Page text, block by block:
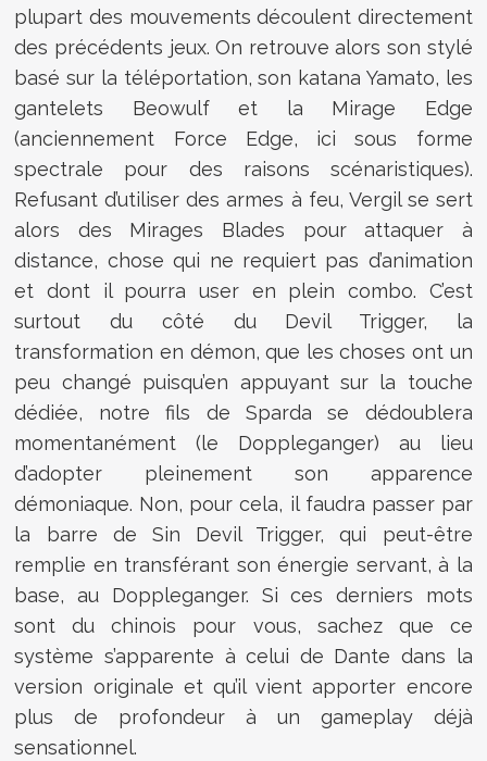
plupart des mouvements découlent directement
des précédents jeux. On retrouve alors son stylé
basé sur la téléportation, son katana Yamato, les
gantelets Beowulf et la Mirage Edge
(anciennement Force Edge, ici sous forme
spectrale pour des raisons scénaristiques).
Refusant d’utiliser des armes à feu, Vergil se sert
alors des Mirages Blades pour attaquer à
distance, chose qui ne requiert pas d’animation
et dont il pourra user en plein combo. C’est
surtout du côté du Devil Trigger, la
transformation en démon, que les choses ont un
peu changé puisqu’en appuyant sur la touche
dédiée, notre fils de Sparda se dédoublera
momentanément (le Doppleganger) au lieu
d’adopter pleinement son apparence
démoniaque. Non, pour cela, il faudra passer par
la barre de Sin Devil Trigger, qui peut-être
remplie en transférant son énergie servant, à la
base, au Doppleganger. Si ces derniers mots
sont du chinois pour vous, sachez que ce
système s’apparente à celui de Dante dans la
version originale et qu’il vient apporter encore
plus de profondeur à un gameplay déjà
sensationnel.